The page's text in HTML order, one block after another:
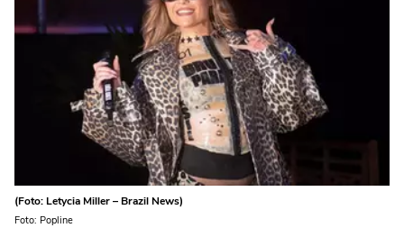
(Foto: Letycia Miller – Brazil News)
Foto: Popline